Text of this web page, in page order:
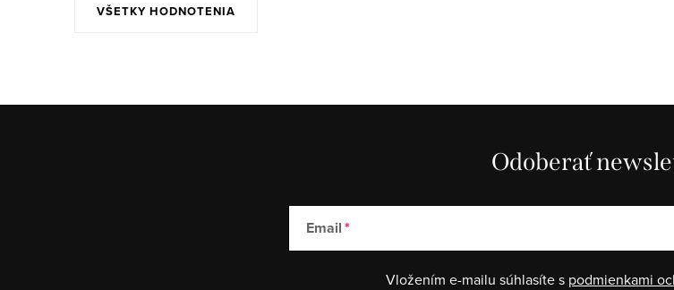
VŠETKY HODNOTENIA
Odoberať
Email
Vložením e-mailu súhlasíte s podmienkami